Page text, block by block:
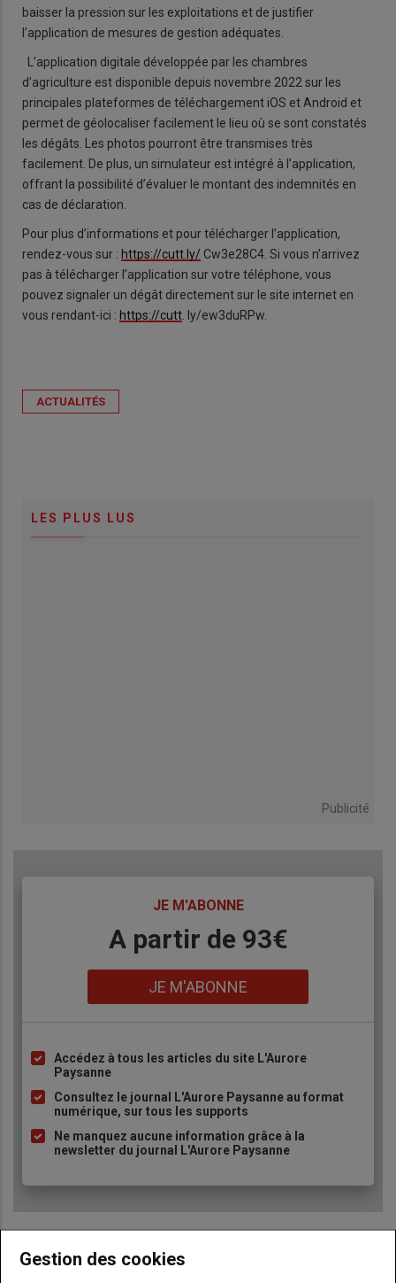
baisser la pression sur les exploitations et de justifier
l’application de mesures de gestion adéquates.
L’application digitale développée par les chambres
d’agriculture est disponible depuis novembre 2022 sur les
principales plateformes de téléchargement iOS et Android et
permet de géolocaliser facilement le lieu où se sont constatés
les dégâts. Les photos pourront être transmises très
facilement. De plus, un simulateur est intégré à l’application,
offrant la possibilité d’évaluer le montant des indemnités en
cas de déclaration.
Pour plus d’informations et pour télécharger l’application,
rendez-vous sur : https://cutt.ly/ Cw3e28C4. Si vous n’arrivez
pas à télécharger l’application sur votre téléphone, vous
pouvez signaler un dégât directement sur le site internet en
vous rendant-ici : https://cutt . ly/ew3duRPw.
ACTUALITÉS
LES PLUS LUS
Publicité
JE M'ABONNE
A partir de 93€
JE M'ABONNE
Liste
puce
Accédez à tous les articles du site L'Aurore
Paysanne
Consultez le journal L'Aurore Paysanne au format
numérique, sur tous les supports
Ne manquez aucune information grâce à la
newsletter du journal L'Aurore Paysanne
Gestion des cookies